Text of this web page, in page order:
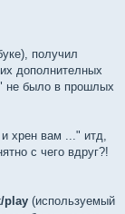
получил
дополнителных
не было в прошлых
хрен вам ..." итд,
с чего вдруг?!
play (используемый